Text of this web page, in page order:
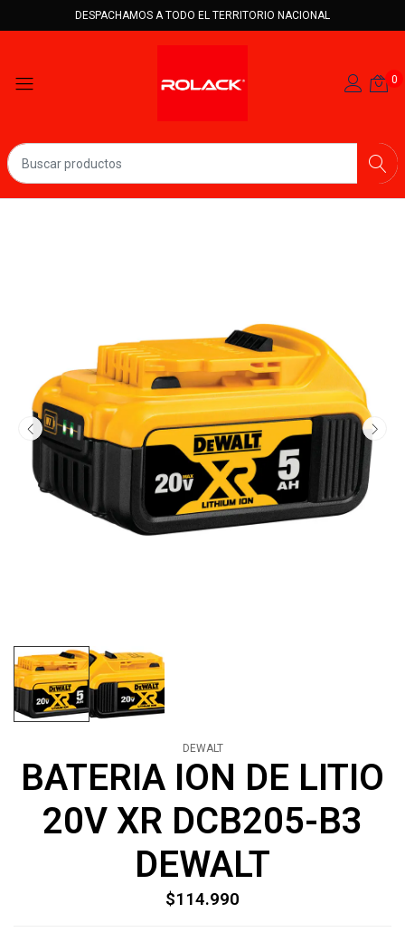
DESPACHAMOS A TODO EL TERRITORIO NACIONAL
0
DEWALT
BATERIA ION DE LITIO
20V XR DCB205-B3
DEWALT
$114.990